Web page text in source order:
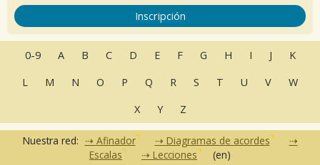
Inscripción
0-9 A B C D E F G H I J
K
L
M N O P Q R S T U V
W
X
Y Z
Nuestra red: Afinador
Diagramas de acordes
Escalas
Lecciones (en)